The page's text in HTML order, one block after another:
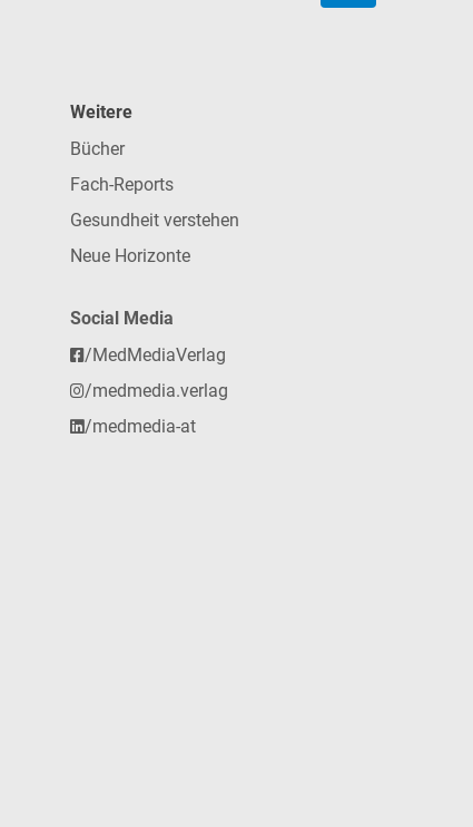
Weitere
Bücher
Fach-Reports
Gesundheit verstehen
Neue Horizonte
Social Media
/MedMediaVerlag
/medmedia.verlag
/medmedia-at